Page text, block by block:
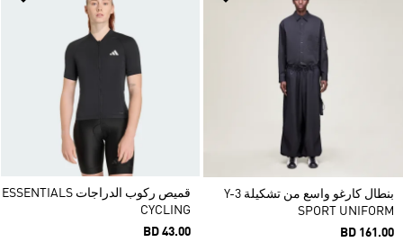
بنطال كارغو واسع من تشكيلة Y-3
SPORT UNIFORM
BD 161.00
قميص ركوب الدراجات ESSENTIALS
CYCLING
BD 43.00